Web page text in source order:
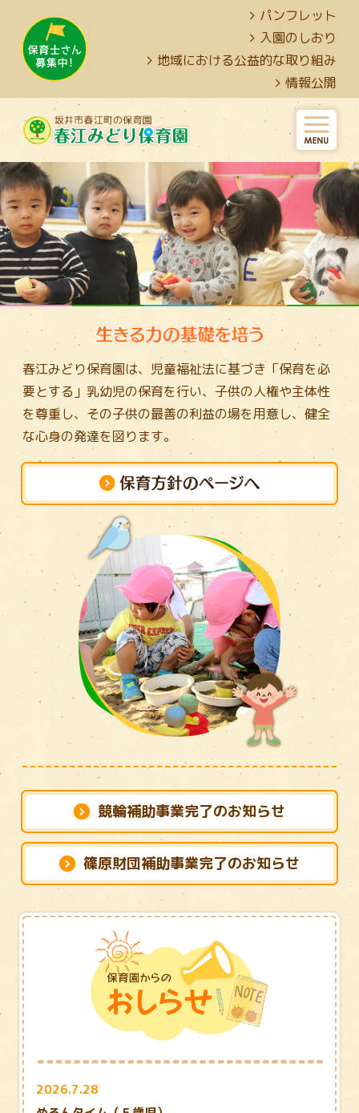
パンフレット
入園のしおり
地域における公益的な取り組み
情報公開
春江みどり保育園は、児童福祉法に基づき「保育を必
要とする」乳幼児の保育を行い、 子供の人権や主体性
を尊重し、その子供の最善の利益の場を用意し、 健全
な心身の発達を図ります。
競輪補助事業完了のお知らせ
篠原財団補助事業完了のお知らせ
2026.7.28